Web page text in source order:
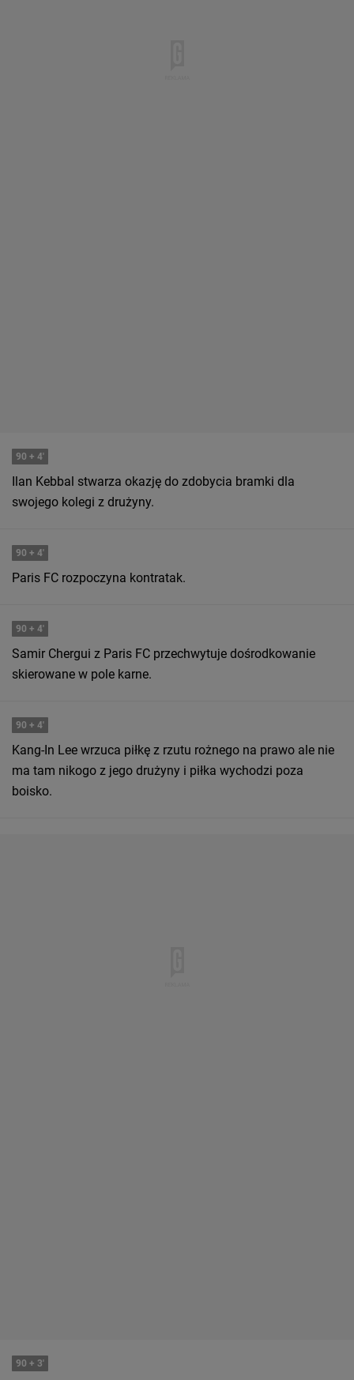
90 + 4'
Ilan Kebbal stwarza okazję do zdobycia bramki dla
swojego kolegi z drużyny.
90 + 4'
Paris FC rozpoczyna kontratak.
90 + 4'
Samir Chergui z Paris FC przechwytuje dośrodkowanie
skierowane w pole karne.
90 + 4'
Kang-In Lee wrzuca piłkę z rzutu rożnego na prawo ale nie
ma tam nikogo z jego drużyny i piłka wychodzi poza
boisko.
90 + 3'